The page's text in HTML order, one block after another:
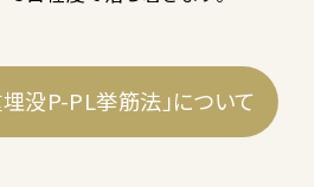
没P-PL挙筋法」について